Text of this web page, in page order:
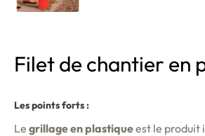
Filet de chantier en
Les points forts :
Le grillage en plastiqueest le produit